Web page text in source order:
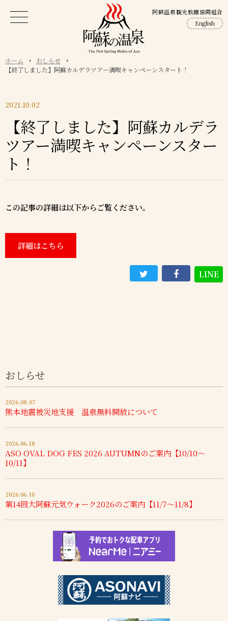
阿蘇温泉観光旅館協同組合
English
ホーム
おしらせ
【終了しました】阿蘇カルデラツアー満喫キャンペーンスタート！
2021.10.02
【終了しました】阿蘇カルデラ
ツアー満喫キャンペーンスター
ト！
この記事の詳細は以下からご覧ください。
詳細はこちら
LINE
おしらせ
2026.08.07
熊本地震被災地支援 温泉無料開放について
2026.06.18
ASO OVAL DOG FES 2026 AUTUMNのご案内【10/10～
10/11】
2026.06.10
第14回大阿蘇元気ウォーク2026のご案内【11/7～11/8】